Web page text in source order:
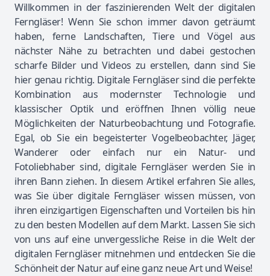
Willkommen in der faszinierenden Welt der digitalen
Ferngläser! Wenn Sie schon immer davon geträumt
haben, ferne Landschaften, Tiere und Vögel aus
nächster Nähe zu betrachten und dabei gestochen
scharfe Bilder und Videos zu erstellen, dann sind Sie
hier genau richtig. Digitale Ferngläser sind die perfekte
Kombination aus modernster Technologie und
klassischer Optik und eröffnen Ihnen völlig neue
Möglichkeiten der Naturbeobachtung und Fotografie.
Egal, ob Sie ein begeisterter Vogelbeobachter, Jäger,
Wanderer oder einfach nur ein Natur- und
Fotoliebhaber sind, digitale Ferngläser werden Sie in
ihren Bann ziehen. In diesem Artikel erfahren Sie alles,
was Sie über digitale Ferngläser wissen müssen, von
ihren einzigartigen Eigenschaften und Vorteilen bis hin
zu den besten Modellen auf dem Markt. Lassen Sie sich
von uns auf eine unvergessliche Reise in die Welt der
digitalen Ferngläser mitnehmen und entdecken Sie die
Schönheit der Natur auf eine ganz neue Art und Weise!